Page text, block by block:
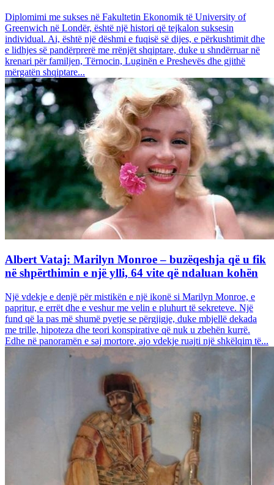
Diplomimi me sukses në Fakultetin Ekonomik të University of
Greenwich në Londër, është një histori që tejkalon suksesin
individual. Ai, është një dëshmi e fuqisë së dijes, e përkushtimit dhe
e lidhjes së pandërprerë me rrënjët shqiptare, duke u shndërruar në
krenari për familjen, Tërnocin, Luginën e Preshevës dhe gjithë
mërgatën shqiptare...
Albert Vataj: Marilyn Monroe – buzëqeshja që u fik
në shpërthimin e një ylli, 64 vite që ndaluan kohën
Një vdekje e denjë për mistikën e një ikonë si Marilyn Monroe, e
papritur, e errët dhe e veshur me velin e pluhurt të sekreteve. Një
fund që la pas më shumë pyetje se përgjigje, duke mbjellë dekada
me trille, hipoteza dhe teori konspirative që nuk u zbehën kurrë.
Edhe në panoramën e saj mortore, ajo vdekje ruajti një shkëlqim të...